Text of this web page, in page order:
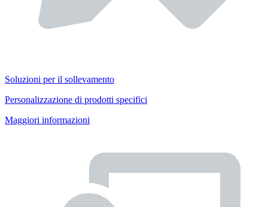
Soluzioni per il sollevamento
Personalizzazione di prodotti specifici
Maggiori informazioni